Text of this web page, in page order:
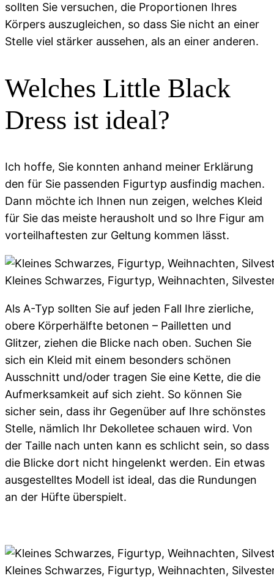
sollten Sie versuchen, die Proportionen Ihres
Körpers auszugleichen, so dass Sie nicht an einer
Stelle viel stärker aussehen, als an einer anderen.
Welches Little Black
Dress ist ideal?
Ich hoffe, Sie konnten anhand meiner Erklärung
den für Sie passenden Figurtyp ausfindig machen.
Dann möchte ich Ihnen nun zeigen, welches Kleid
für Sie das meiste herausholt und so Ihre Figur am
vorteilhaftesten zur Geltung kommen lässt.
Kleines Schwarzes, Figurtyp, Weihnachten,
Als A-Typ sollten Sie auf jeden Fall Ihre zierliche,
obere Körperhälfte betonen – Pailletten und
Glitzer, ziehen die Blicke nach oben. Suchen Sie
sich ein Kleid mit einem besonders schönen
Ausschnitt und/oder tragen Sie eine Kette, die die
Aufmerksamkeit auf sich zieht. So können Sie
sicher sein, dass ihr Gegenüber auf Ihre schönstes
Stelle, nämlich Ihr Dekolletee schauen wird. Von
der Taille nach unten kann es schlicht sein, so dass
die Blicke dort nicht hingelenkt werden. Ein etwas
ausgestelltes Modell ist ideal, das die Rundungen
an der Hüfte überspielt.
Kleines Schwarzes, Figurtyp, Weihnachten,